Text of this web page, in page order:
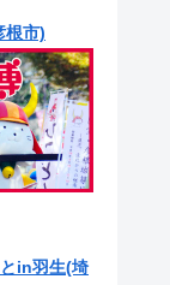
根市)
in羽生(埼